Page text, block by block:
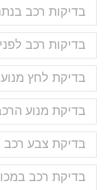
בדיקות רכב
בדיקות רכב
בדיקת לחץ מנוע
בדיקת מנוע
בדיקת צבע רכב
בדיקת רכב